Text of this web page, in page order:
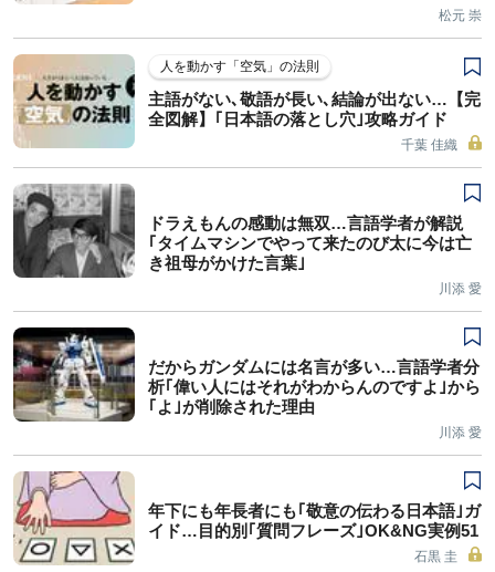
松元 崇
人を動かす「空気」の法則
主語がない､敬語が長い､結論が出ない…【完
全図解】｢日本語の落とし穴｣攻略ガイド
千葉 佳織
ドラえもんの感動は無双…言語学者が解説
｢タイムマシンでやって来たのび太に今は亡
き祖母がかけた言葉｣
川添 愛
だからガンダムには名言が多い…言語学者分
析｢偉い人にはそれがわからんのですよ｣から
｢よ｣が削除された理由
川添 愛
年下にも年長者にも｢敬意の伝わる日本語｣ガ
イド…目的別｢質問フレーズ｣OK&NG実例51
石黒 圭